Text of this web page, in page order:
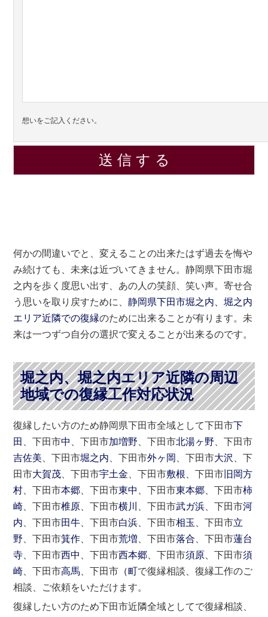
想いをご記入ください。
何かの間違いでと、変えることの出来たはず過去を悔や
み続けても、未来は近づいてきません。静岡県下田市堀
之内を歩く度思い出す、あの人の笑顔、笑い声。寄せ合
う思いを取り戻すために、静岡県下田市堀之内、堀之内
エリア近隣での復縁のために出来ることが有ります。未
来は一つずつ自分の選択で変えることが出来るのです。
堀之内、堀之内エリア近隣の周辺
地域での復縁工作対応状況
復縁したい方のため静岡県下田市全域として下田市下
田
、下田市中 、下田市加増野 、下田市北湯ヶ野 、下田市
吉佐美 、下田市堀之内 、下田市外ヶ岡 、下田市大沢
、下
田市大賀茂 、下田市宇土金 、下田市敷根 、下田市 旧岡方
村 、下田市本郷 、下田市東中 、下田市東本郷 、下田市柿
崎 、下田市椎原 、下田市横川 、下田市武ガ浜 、下田市河
内 、下田市田牛 、下田市白浜 、下田市相玉 、下田市立
野 、下田市箕作 、下田市荒増 、下田市落合 、下田市蓮台
寺 、下田市西中 、下田市西本郷 、下田市須原 、下田市須
崎 、下田市高馬 、下田市 （町で復縁相談、復縁工作のご
相談、ご依頼をいただけます。
復縁したい方のため下田市近隣全域としてで復縁相談、